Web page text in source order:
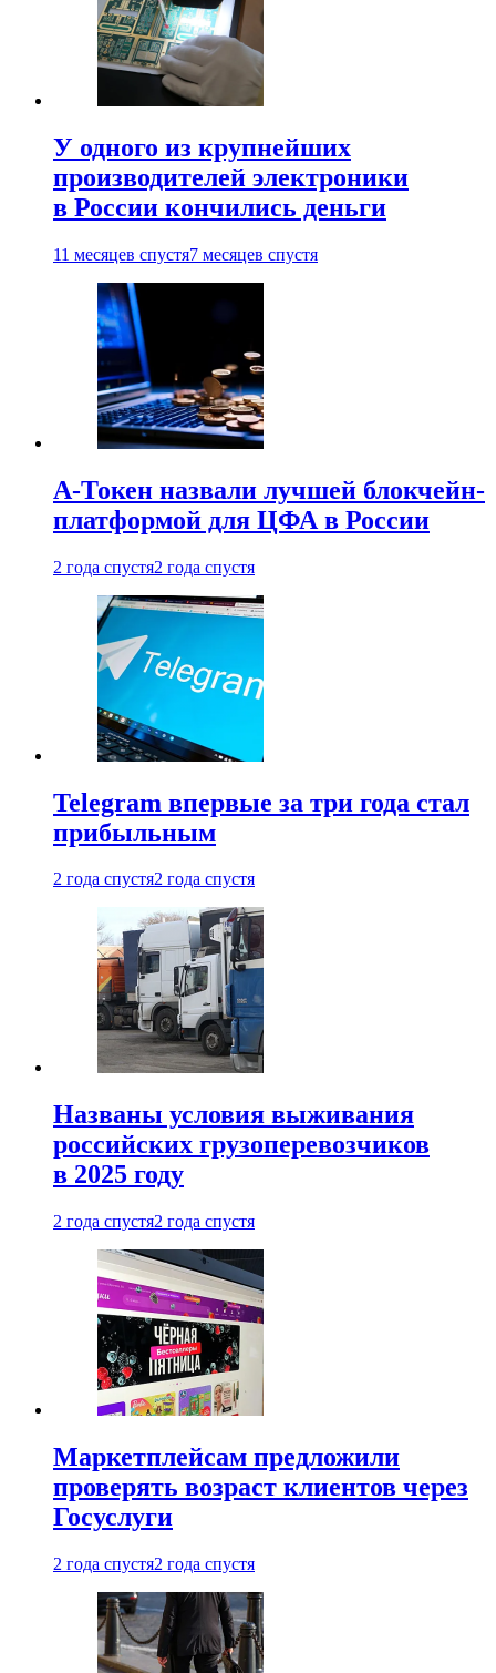
У одного из крупнейших
производителей электроники
в России кончились деньги
11 месяцев спустя7 месяцев спустя
А-Токен назвали лучшей блокчейн-
платформой для ЦФА в России
2 года спустя2 года спустя
Telegram впервые за три года стал
прибыльным
2 года спустя2 года спустя
Названы условия выживания
российских грузоперевозчиков
в 2025 году
2 года спустя2 года спустя
Маркетплейсам предложили
проверять возраст клиентов через
Госуслуги
2 года спустя2 года спустя